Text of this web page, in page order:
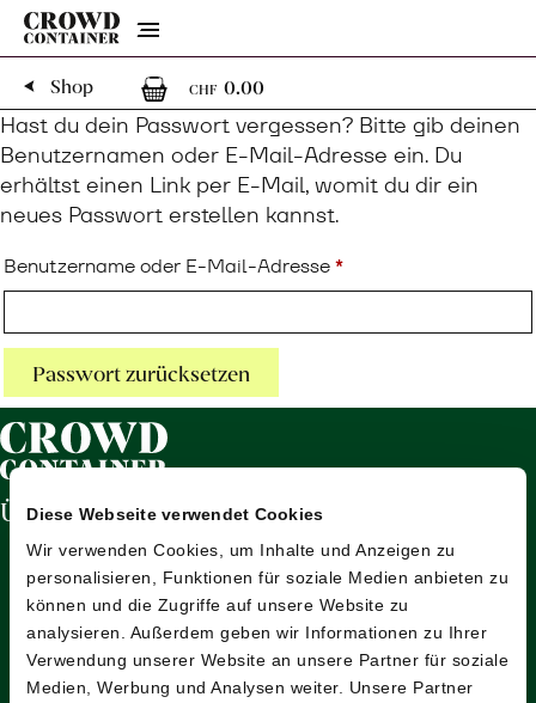
Diese Webseite verwendet Cookies
Wir verwenden Cookies, um Inhalte und Anzeigen zu
personalisieren, Funktionen für soziale Medien anbieten zu
können und die Zugriffe auf unsere Website zu
analysieren. Außerdem geben wir Informationen zu Ihrer
Verwendung unserer Website an unsere Partner für soziale
Medien, Werbung und Analysen weiter. Unsere Partner
Menu
Shop
CHF 0.00
Hast du dein Passwort vergessen? Bitte gib deinen
Benutzernamen oder E-Mail-Adresse ein. Du
erhältst einen Link per E-Mail, womit du dir ein
neues Passwort erstellen kannst.
Benutzername oder E-Mail-Adresse*Erforderlich
Passwort zurücksetzen
Über uns
Crowd Container
Impressum & Disclaimer
AGB
Jobs